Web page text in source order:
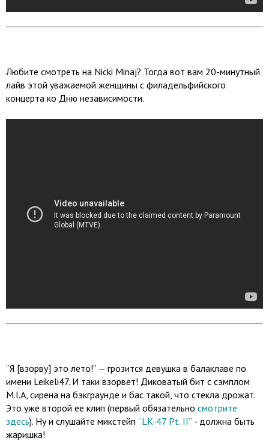
Любите смотреть на Nicki Minaj? Тогда вот вам 20-минутный
лайв этой уважаемой женщины с филадельфийского
концерта ко Дню независимости.
“Я [взорву] это лето!” — грозится девушка в балаклаве по
имени Leikeli47. И таки взорвет! Диковатый бит с сэмплом
M.I.A, сирена на бэкграунде и бас такой, что стекла дрожат.
Это уже второй ее клип (первый обязательно смотрите
здесь). Ну и слушайте микстейп “LK-47 Pt. II” - должна быть
жаришка!